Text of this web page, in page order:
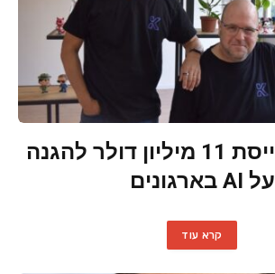
נוסטיק מגייסת 11 מיליון דולר להגנה
על AI בארגונים
קרא עוד